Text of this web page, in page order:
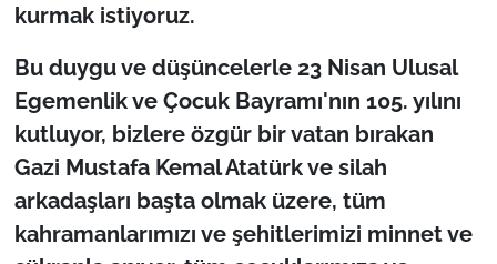
kurmak istiyoruz.
Bu duygu ve düşüncelerle 23 Nisan Ulusal
Egemenlik ve Çocuk Bayramı'nın 105. yılını
kutluyor, bizlere özgür bir vatan bırakan
Gazi Mustafa Kemal Atatürk ve silah
arkadaşları başta olmak üzere, tüm
kahramanlarımızı ve şehitlerimizi minnet ve